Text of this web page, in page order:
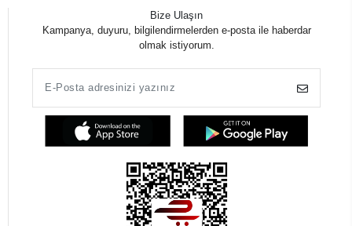
Bize Ulaşın
Kampanya, duyuru, bilgilendirmelerden e-posta ile haberdar
olmak istiyorum.